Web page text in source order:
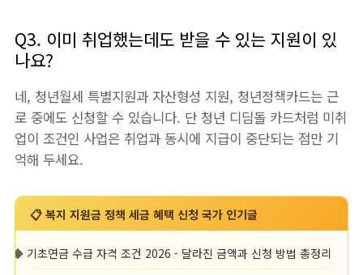
Q3. 이미 취업했는데도 받을 수 있는 지원이 있
나요?
네, 청년월세 특별지원과 자산형성 지원, 청년정책카드는 근
로 중에도 신청할 수 있습니다. 단 청년 디딤돌 카드처럼 미취
업이 조건인 사업은 취업과 동시에 지급이 중단되는 점만 기
억해 두세요.
📋 복지 지원금 정책 세금 혜택 신청 국가 인기글
◆ 기초연금 수급 자격 조건 2026 - 달라진 금액과 신청 방법 총정리